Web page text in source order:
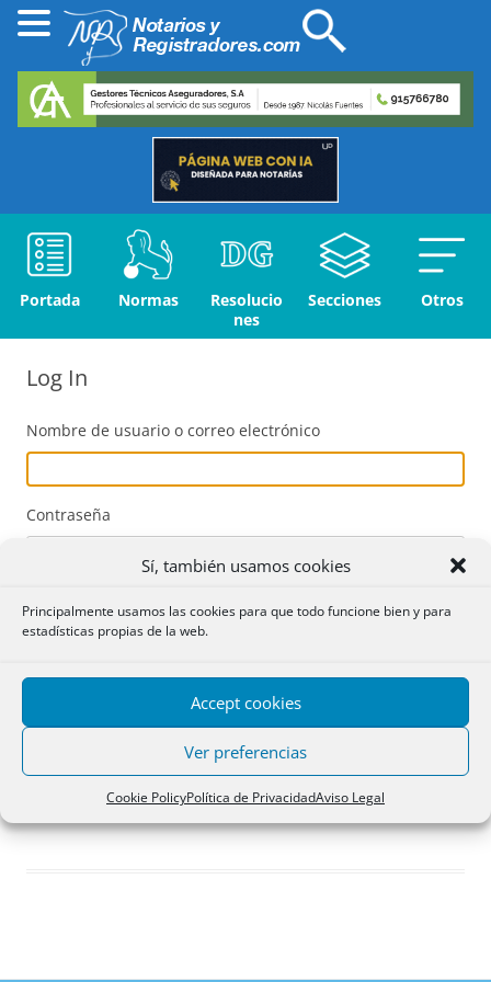
Sí, también usamos cookies
Principalmente usamos las cookies para que todo funcione bien y para
estadísticas propias de la web.
Accept cookies
Ver preferencias
Cookie PolicyPolítica de PrivacidadAviso Legal
Portada Normas
Resolucio
nes
Secciones Otros
Log In
Nombre de usuario o correo electrónico
Contraseña
Acceder
Registro
¿Has olvidado tu contraseña?